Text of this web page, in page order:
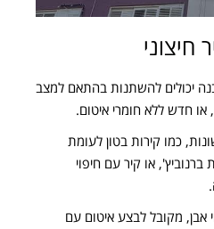
חיצוני
יכולים להשתנות בהתאם למצב
או חדש ללא חומרי איטום.
כמו קירות בטון לעומת
ברנוביץ', או קיר עם חיפוי
אבן, מקובל לבצע איטום עם